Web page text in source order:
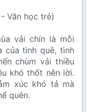
Văn học trẻ)​
vải chín là mỗi
của tình quê, tình
chùm vải thiều
khó thốt nên lời.
xúc khó tả mà
quên.